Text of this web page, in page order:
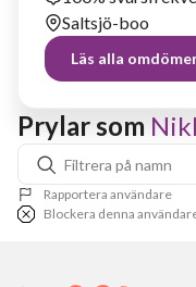
Saltsjö-boo
Läs alla
Prylar som
Rapportera användare
Blockera denna